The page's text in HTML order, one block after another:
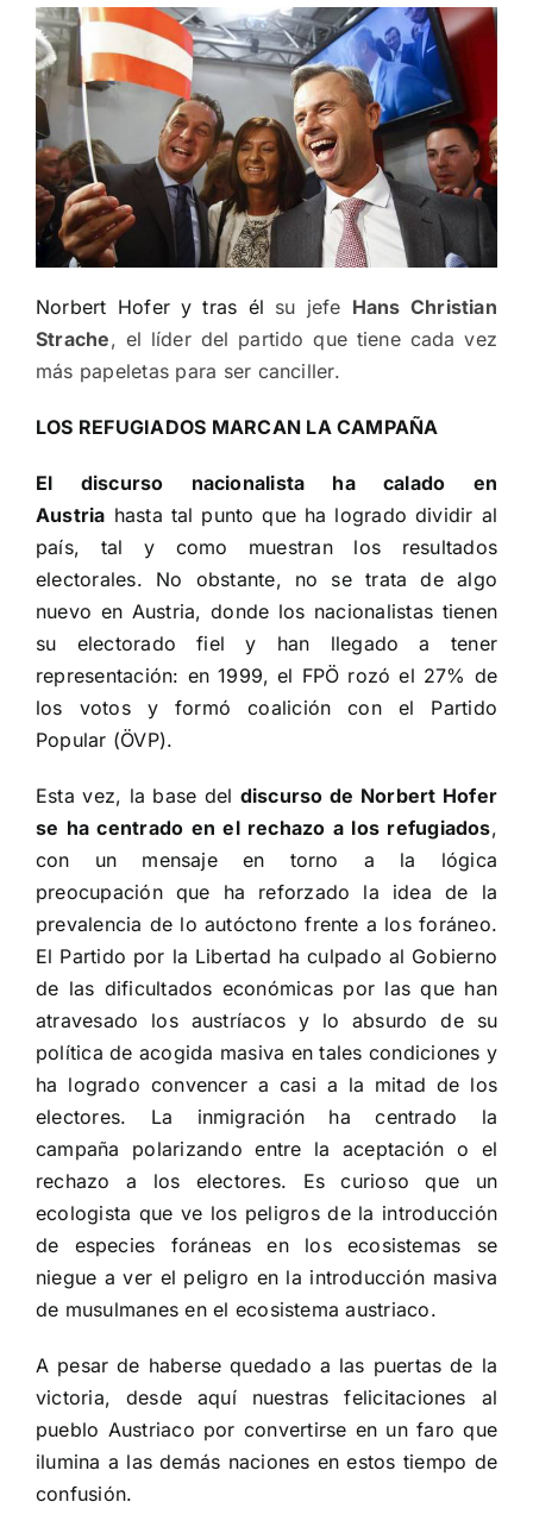
Norbert Hofer y tras él su jefe Hans Christian
Strache, el líder del partido que tiene cada vez
más papeletas para ser canciller.
LOS REFUGIADOS MARCAN LA CAMPAÑA
El discurso nacionalista ha calado en
Austria hasta tal punto que ha logrado dividir al
país, tal y como muestran los resultados
electorales. No obstante, no se trata de algo
nuevo en Austria, donde los nacionalistas tienen
su electorado fiel y han llegado a tener
representación: en 1999, el FPÖ rozó el 27% de
los votos y formó coalición con el Partido
Popular (ÖVP).
Esta vez, la base del discurso de Norbert Hofer
se ha centrado en el rechazo a los refugiados,
con un mensaje en torno a la lógica
preocupación que ha reforzado la idea de la
prevalencia de lo autóctono frente a los foráneo.
El Partido por la Libertad ha culpado al Gobierno
de las dificultados económicas por las que han
atravesado los austríacos y lo absurdo de su
política de acogida masiva en tales condiciones y
ha logrado convencer a casi a la mitad de los
electores. La inmigración ha centrado la
campaña polarizando entre la aceptación o el
rechazo a los electores. Es curioso que un
ecologista que ve los peligros de la introducción
de especies foráneas en los ecosistemas se
niegue a ver el peligro en la introducción masiva
de musulmanes en el ecosistema austriaco.
A pesar de haberse quedado a las puertas de la
victoria, desde aquí nuestras felicitaciones al
pueblo Austriaco por convertirse en un faro que
ilumina a las demás naciones en estos tiempo de
confusión.